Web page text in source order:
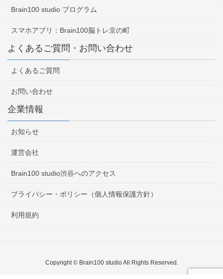
Brain100 studio プログラム
スマホアプリ：Brain100脳トレ京の町
よくあるご質問・お問い合わせ
よくあるご質問
お問い合わせ
企業情報
お知らせ
運営会社
Brain100 studio渋谷へのアクセス
プライバシー・ポリシー（個人情報保護方針）
利用規約
Copyright © Brain100 studio All Rights Reserved.